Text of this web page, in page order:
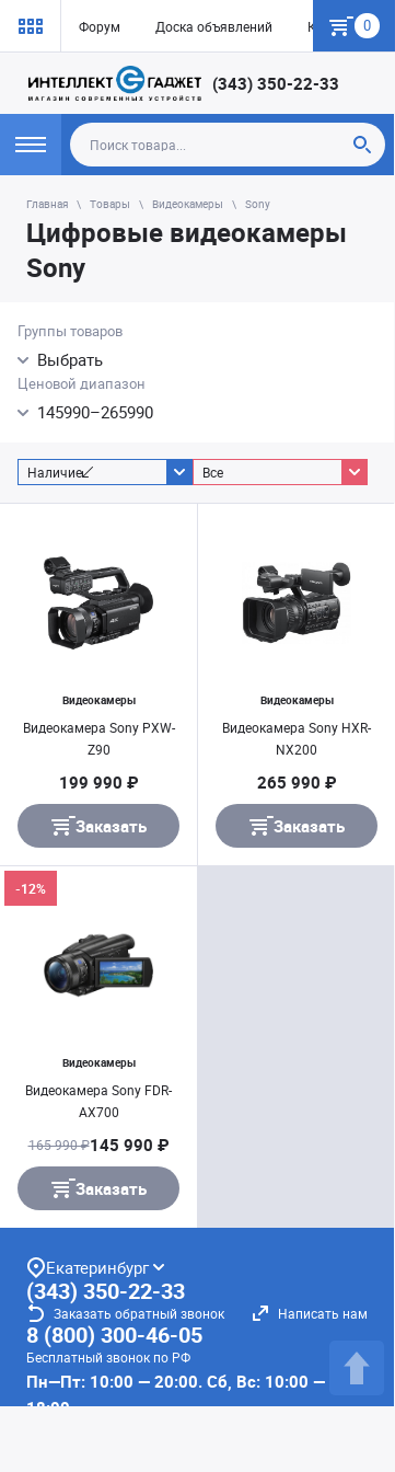
Форум Доска объявлений Как купить
0
(343) 350-22-33
Главная Товары Видеокамеры Sony
Цифровые видеокамеры
Sony
Группы товаров
Выбрать
Ценовой диапазон
145990–265990
Наличие Все
Видеокамеры
Видеокамера Sony PXW-
Z90
199 990 ₽
Заказать
Видеокамеры
Видеокамера Sony HXR-
NX200
265 990 ₽
Заказать
Видеокамеры
Видеокамера Sony FDR-
AX700
-12%
165 990 ₽145 990 ₽
Заказать
Екатеринбург
(343) 350-22-33
Заказать обратный звонок Написать нам
8 (800) 300-46-05
Бесплатный звонок по РФ
Пн—Пт: 10:00 — 20:00. Сб, Вс: 10:00 —
18:00